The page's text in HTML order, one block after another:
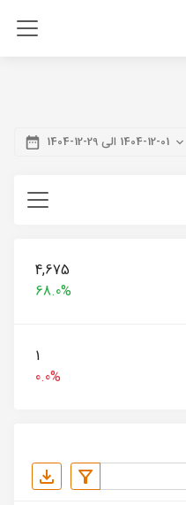
1404-12-01 الی 29-12-1404
4,675
68.0%
1
0.0%